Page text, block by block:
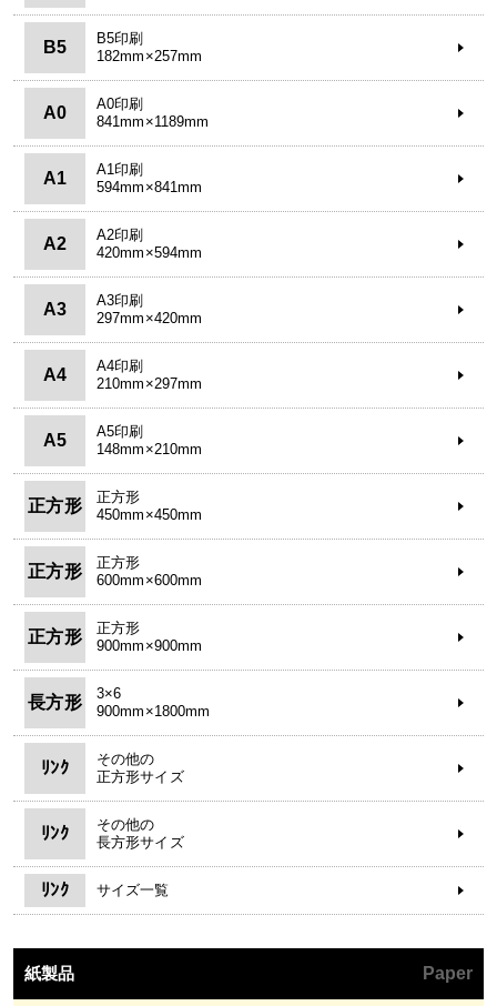
B5
B5印刷
182mm×257mm
A0
A0印刷
841mm×1189mm
A1
A1印刷
594mm×841mm
A2
A2印刷
420mm×594mm
A3
A3印刷
297mm×420mm
A4
A4印刷
210mm×297mm
A5
A5印刷
148mm×210mm
正方形
正方形
450mm×450mm
正方形
正方形
600mm×600mm
正方形
正方形
900mm×900mm
長方形
3×6
900mm×1800mm
ﾘﾝｸ
その他の
正方形サイズ
ﾘﾝｸ
その他の
長方形サイズ
ﾘﾝｸ サイズ一覧
紙製品 Paper